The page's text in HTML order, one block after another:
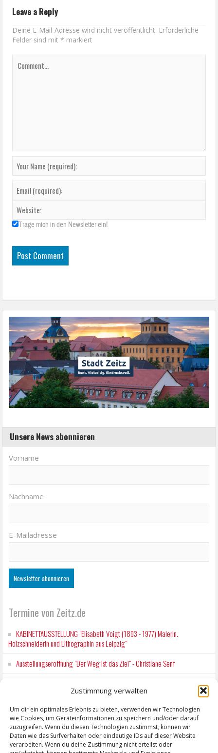
Zustimmung verwalten
Um dir ein optimales Erlebnis zu bieten, verwenden wir Technologien
wie Cookies, um Geräteinformationen zu speichern und/oder darauf
zuzugreifen. Wenn du diesen Technologien zustimmst, können wir
Daten wie das Surfverhalten oder eindeutige IDs auf dieser Website
verarbeiten. Wenn du deine Zustimmung nicht erteilst oder
Leave a Reply
Deine E-Mail-Adresse wird nicht veröffentlicht. Erforderliche
Felder sind mit* markiert
Trage mich in den Newsletter ein!
Unsere News abonnieren
Vorname
Nachname
E-Mailadresse
Termine von Zeitz.de
KABINETTAUSSTELLUNG "Elisabeth Voigt (1893 - 1977) Malerin.
Holzschneiderin und Lithographin aus Leipzig"
Ausstellungseröffnung "Der Weg ist das Ziel" - Christiane Senf
Kunstfest Zeitz